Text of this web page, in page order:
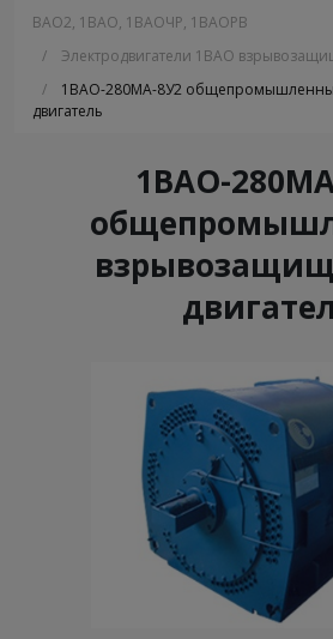
ВАO2, 1ВАО, 1ВАОЧР, 1ВАОРВ
/
Электродвигатели 1ВАО
/
1ВАО-280MA-8У2
двигатель
1ВАО-